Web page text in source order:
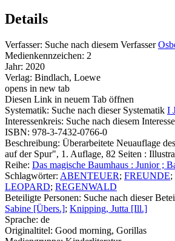
Details
Verfasser: Suche nach diesem Verfasser
Medienkennzeichen: 2
Jahr: 2020
Verlag: Bindlach, Loewe
opens in new tab
Diesen Link in neuem Tab öffnen
Systematik: Suche nach dieser Systematik I
Interessenkreis: Suche nach diesem
ISBN: 978-3-7432-0766-0
Beschreibung: Überarbeitete Neuauflage
auf der Spur", 1. Auflage, 82 Seiten :
Reihe: Das magische Baumhaus : Junior ;
Schlagwörter: ABENTEUER; FREUNDE;
LEOPARD; REGENWALD
Beteiligte Personen: Suche nach dieser
Sabine [Übers.]; Knipping, Jutta [Ill.]
Sprache: de
Originaltitel: Good morning, Gorillas